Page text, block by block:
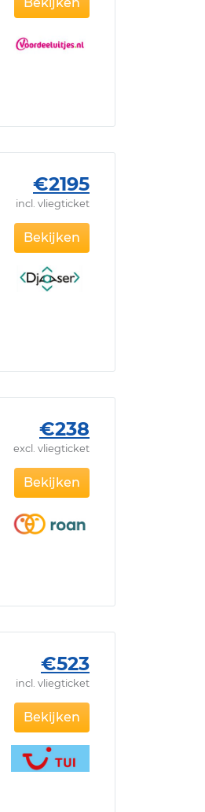
€2195
incl. vliegticket
Bekijken
€238
excl. vliegticket
Bekijken
€523
incl. vliegticket
Bekijken